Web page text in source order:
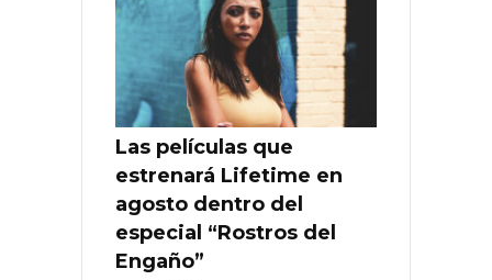
Las películas que
estrenará Lifetime en
agosto dentro del
especial “Rostros del
Engaño”